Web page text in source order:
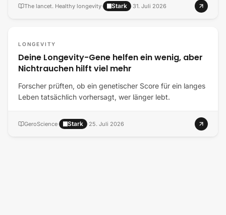
The lancet. Healthy longevity· Stark ·31. Juli 2026
LONGEVITY
Deine Longevity-Gene helfen ein wenig, aber
Nichtrauchen hilft viel mehr
Forscher prüften, ob ein genetischer Score für ein langes
Leben tatsächlich vorhersagt, wer länger lebt.
GeroScience· Stark ·25. Juli 2026